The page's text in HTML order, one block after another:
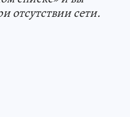
отсутствии сети.